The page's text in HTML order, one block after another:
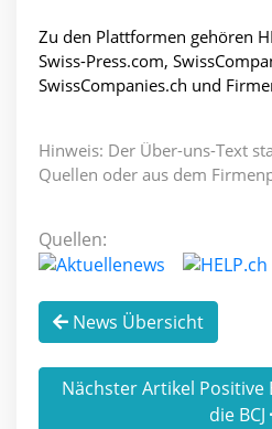
Zu den Plattformen gehören
Swiss-Press.com,
SwissCompanies.ch und
Hinweis: Der Über-uns-Text
Quellen oder aus dem
Quellen:
News Übersicht
Nächster Artikel Positive
die BCJ